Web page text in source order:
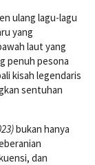
ulang lagu-lagu
yang
laut yang
penuh pesona
kisah legendaris
sentuhan
bukan hanya
dan